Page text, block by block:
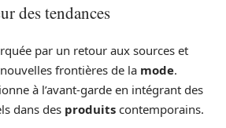
des tendances
par un retour aux sources et
frontières de la mode.
à l’avant-garde en intégrant des
dans des produits contemporains.